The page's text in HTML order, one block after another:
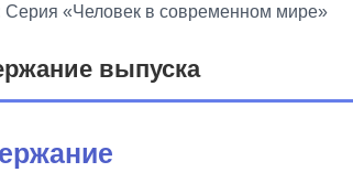
Серия «Человек в современном мире»
выпуска